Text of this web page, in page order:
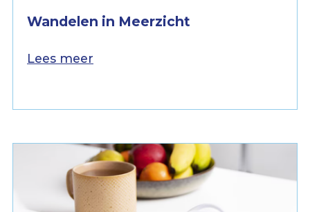
Wandelen in Meerzicht
Lees meer